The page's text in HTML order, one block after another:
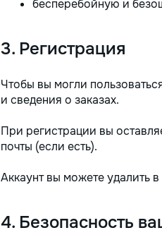
бесперебойную и
3. Регистрация
Чтобы вы могли
и сведения о заказах.
При регистрации вы
почты (если есть).
Аккаунт вы можете удалить
4. Безопасность